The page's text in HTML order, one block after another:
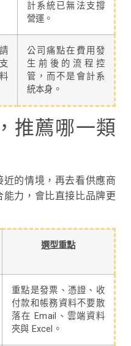
計系統已無法支撐
營運。
公司痛點在費用發
生前後的流程控
管，而不是會計系
統本身。
推薦哪一類
的情境，再去看供應商
力，會比直接比品牌更
選型重點
重點是發票、憑證、收
付款和帳務資料不要散
落在 Email、雲端資料
夾與 Excel。